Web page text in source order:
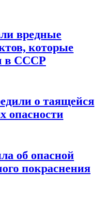
вредные
которые
в СССР
о таящейся
опасности
об опасной
покраснения